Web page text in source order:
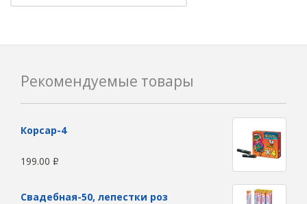
Рекомендуемые товары
Корсар-4
199.00 Р
Свадебная-50, лепестки роз